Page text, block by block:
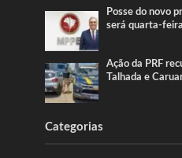
Posse do novo
será quarta-feira
Ação da PRF
Talhada e
Categorias